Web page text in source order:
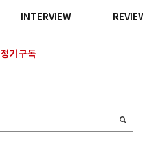
정기구독
INTERVIEW